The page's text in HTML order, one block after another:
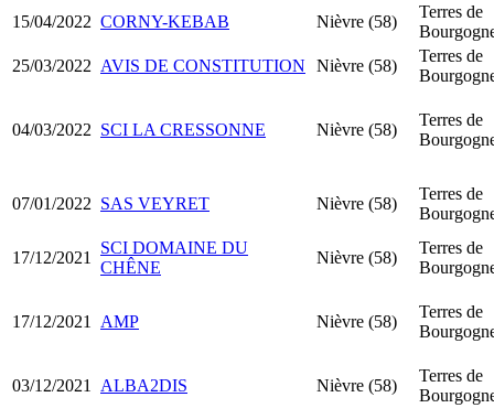
15/04/2022 CORNY-KEBAB Nièvre (58)
Terres de
25/03/2022 AVIS DE CONSTITUTION Nièvre (58)
Terres de
04/03/2022 SCI LA CRESSONNE Nièvre (58)
Terres de
07/01/2022 SAS VEYRET Nièvre (58)
Terres de
17/12/2021
SCI DOMAINE DU
CHÊNE
Nièvre (58)
Terres de
17/12/2021 AMP Nièvre (58)
Terres de
03/12/2021 ALBA2DIS Nièvre (58)
Terres de